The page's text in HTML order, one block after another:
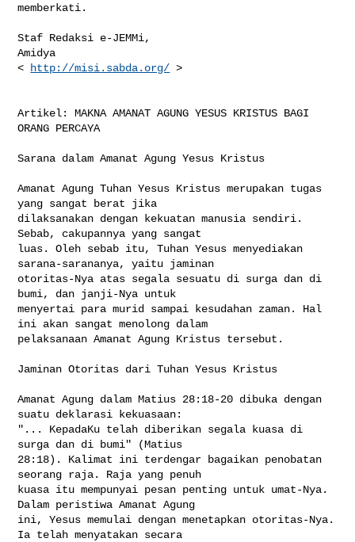
memberkati.
Staf Redaksi e-JEMMi,
Amidya
<
http://misi.sabda.org/ >
Artikel: MAKNA AMANAT AGUNG YESUS KRISTUS BAGI
ORANG PERCAYA
Sarana dalam Amanat Agung Yesus Kristus
Amanat Agung Tuhan Yesus Kristus merupakan tugas
yang sangat berat jika
dilaksanakan dengan kekuatan manusia sendiri.
Sebab, cakupannya yang sangat
luas. Oleh sebab itu, Tuhan Yesus menyediakan
sarana-sarananya, yaitu jaminan
otoritas-Nya atas segala sesuatu di surga dan di
bumi, dan janji-Nya untuk
menyertai para murid sampai kesudahan zaman. Hal
ini akan sangat menolong dalam
pelaksanaan Amanat Agung Kristus tersebut.
Jaminan Otoritas dari Tuhan Yesus Kristus
Amanat Agung dalam Matius 28:18-20 dibuka dengan
suatu deklarasi kekuasaan:
"... KepadaKu telah diberikan segala kuasa di
surga dan di bumi" (Matius
28:18). Kalimat ini terdengar bagaikan penobatan
seorang raja. Raja yang penuh
kuasa itu mempunyai pesan penting untuk umat-Nya.
Dalam peristiwa Amanat Agung
ini, Yesus memulai dengan menetapkan otoritas-Nya.
Ia telah menyatakan secara